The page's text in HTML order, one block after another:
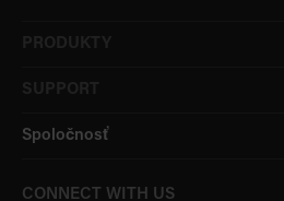
Spoločnosť
CONNECT WITH US